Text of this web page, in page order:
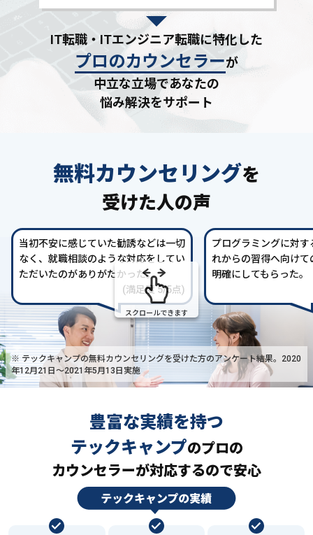
IT転職・ITエンジニア転職に特化した
プロのカウンセラーが
中立な立場であなたの
悩み解決をサポート
無料カウンセリングを
受けた人の声
当初不安に感じていた勧誘などは一切
なく、就職相談のような対応をしてい
ただいたのがありがたかった。
(満足度 5/5点)
プログラミングに対
れからの習得へ向け
明確にしてもらった。
スクロールできます
※ テックキャンプの無料カウンセリングを受けた方のアンケート結果。2020
年12月21日〜2021年5月13日実施
豊富な実績を持つ
テックキャンプのプロの
カウンセラーが対応するので安心